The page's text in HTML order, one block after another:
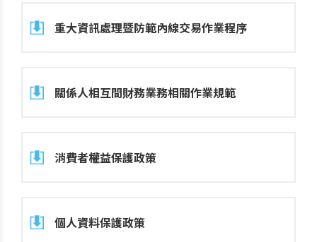
重大資訊處理暨防範內線交易作業程序
關係人相互間財務業務相關作業規範
消費者權益保護政策
個人資料保護政策